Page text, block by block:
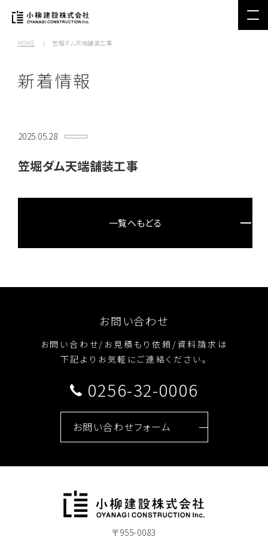
HOME 笠堀ダム天端舗装工事
新着情報
2025.05.28
笠堀ダム天端舗装工事
一覧へもどる
お問い合わせ
お問い合わせ/お見積もり依頼/資料請求は
下記よりお気軽にご連絡ください。
0256-32-0006
お問い合わせフォーム
〒955-0083